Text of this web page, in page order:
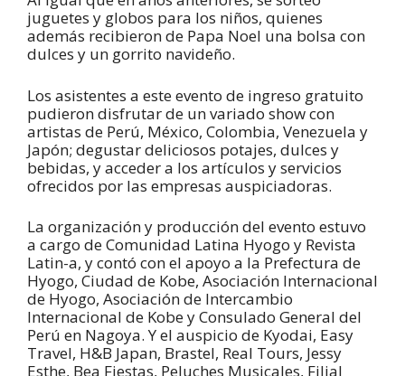
juguetes y globos para los niños, quienes
además recibieron de Papa Noel una bolsa con
dulces y un gorrito navideño.
Los asistentes a este evento de ingreso gratuito
pudieron disfrutar de un variado show con
artistas de Perú, México, Colombia, Venezuela y
Japón; degustar deliciosos potajes, dulces y
bebidas, y acceder a los artículos y servicios
ofrecidos por las empresas auspiciadoras.
La organización y producción del evento estuvo
a cargo de Comunidad Latina Hyogo y Revista
Latin-a, y contó con el apoyo a la Prefectura de
Hyogo, Ciudad de Kobe, Asociación Internacional
de Hyogo, Asociación de Intercambio
Internacional de Kobe y Consulado General del
Perú en Nagoya. Y el auspicio de Kyodai, Easy
Travel, H&B Japan, Brastel, Real Tours, Jessy
Esthe, Bea Fiestas, Peluches Musicales, Filial